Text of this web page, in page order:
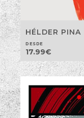
HÉLDER PINA
DESDE
17.99€